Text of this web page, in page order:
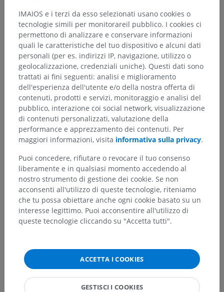
Traduzioni
Hai notato un errore?
Non esitare a suggerire una correzione, traduzione o
un miglioramento dei contenuti.
SCARICA L'APP
IMAIOS e i terzi da esso selezionati usano cookies o
tecnologie simili per monitorareil pubblico. I cookies ci
permettono di analizzare e conservare informazioni
quali le caratteristiche del tuo dispositivo e alcuni dati
personali (per es. indirizzi IP, navigazione, utilizzo o
geolocalizzazione, credenziali uniche). Questi dati sono
trattati ai fini seguenti: analisi e miglioramento
dell'esperienza dell'utente e/o della nostra offerta di
contenuti, prodotti e servizi, monitoraggio e analisi del
pubblico, interazione coi social network, visualizzazione
di contenuti personalizzati, valutazione della
performance e apprezzamento dei contenuti. Per
maggiori informazioni, visita informativa sulla privacy.
Puoi concedere, rifiutare o revocare il tuo consenso
liberamente e in qualsiasi momento accedendo al
nostro strumento di gestione dei cookie. Se non
acconsenti all'utilizzo di queste tecnologie, riteniamo
che tu possa obiettare anche ogni cookie basato su un
interesse legittimo. Puoi acconsentire all'utilizzo di
queste tecnologie cliccando su "Accetta tutti".
ACCETTA I COOKIES
GESTISCI I COOKIES